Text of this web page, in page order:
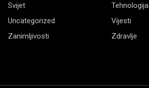
Svijet
Tehnologija
Uncategorized
Vijesti
Zanimljivosti
Zdravlje